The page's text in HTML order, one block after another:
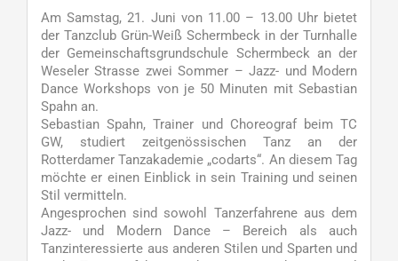
Am Samstag, 21. Juni von 11.00 – 13.00 Uhr bietet
der Tanzclub Grün-Weiß Schermbeck in der Turnhalle
der Gemeinschaftsgrundschule Schermbeck an der
Weseler Strasse zwei Sommer – Jazz- und Modern
Dance Workshops von je 50 Minuten mit Sebastian
Spahn an.
Sebastian Spahn, Trainer und Choreograf beim TC
GW, studiert zeitgenössischen Tanz an der
Rotterdamer Tanzakademie „codarts“. An diesem Tag
möchte er einen Einblick in sein Training und seinen
Stil vermitteln.
Angesprochen sind sowohl Tanzerfahrene aus dem
Jazz- und Modern Dance – Bereich als auch
Tanzinteressierte aus anderen Stilen und Sparten und